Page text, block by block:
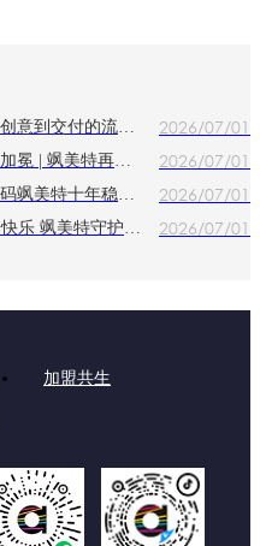
从一件校服的诞生，解构创意到交付的流程密码 2026/07/01
五年公益同行，金色荣耀加冕 | 飒美特再获麦田教育基金会 "金色捐赠单位" 称号 2026/07/01
十年深耕，迭代新生｜解码飒美特十年稳健发展的核心力量 2026/07/01
青春绽放 凉感相伴 | 六一快乐 飒美特守护纯真童年 2026/07/01
加盟共生